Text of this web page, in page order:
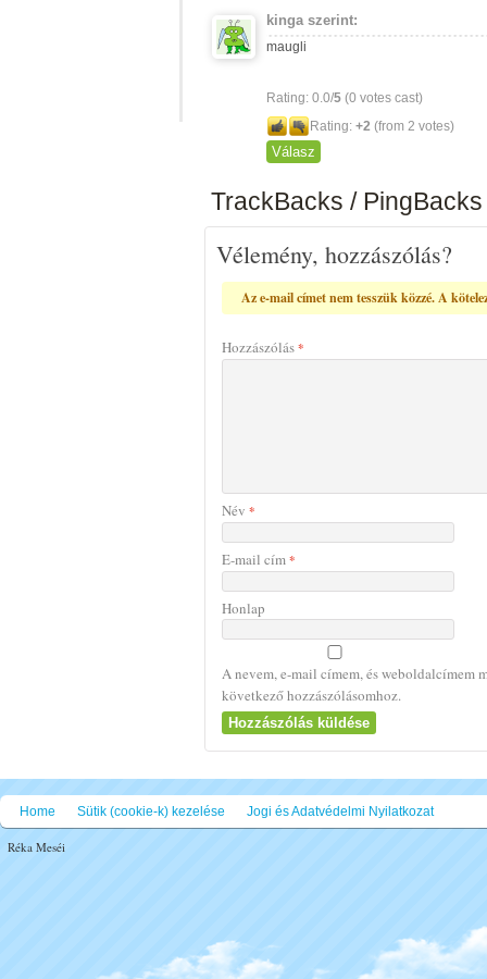
kinga szerint:
maugli
Rating: 0.0/5 (0 votes cast)
Rating: +2 (from 2 votes)
Válasz
TrackBacks / PingBacks
Vélemény, hozzászólás?
Az e-mail címet nem tesszük közzé.A
Hozzászólás*
Név *
E-mail cím*
Honlap
A nevem, e-mail címem, és weboldalcímem
következő hozzászólásomhoz.
Home Sütik (cookie-k) kezelése Jogi és Adatvédelmi Nyilatkozat
Réka Meséi